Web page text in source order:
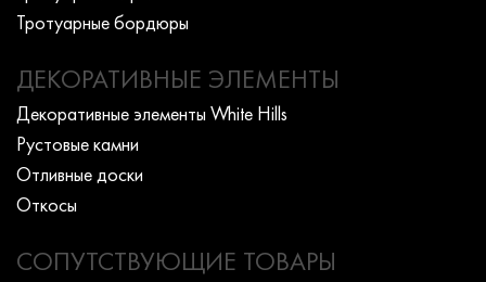
Тротуарные бордюры
ДЕКОРАТИВНЫЕ ЭЛЕМЕНТЫ
Декоративные элементы White Hills
Рустовые камни
Отливные доски
Откосы
СОПУТСТВУЮЩИЕ ТОВАРЫ